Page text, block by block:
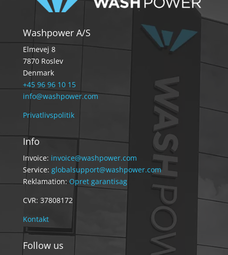
Washpower A/S
Elmevej 8
7870 Roslev
Denmark
+45 96 96 10 15
info@washpower.com
Privatlivspolitik
Info
Invoice: invoice@washpower.com
Service: globalsupport@washpower.com
Reklamation: Opret garantisag
CVR: 37808172
Kontakt
Follow us